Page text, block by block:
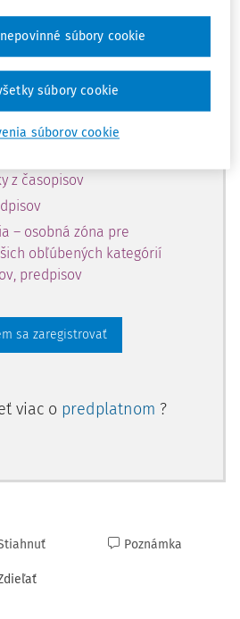
prístup k odbornému
prístup na 10 dní
sa len zaregistrovať.
získate prístup aj k
obsahu:
z časopisov
– osobná zóna pre
obľúbených kategórií
predpisov
sa zaregistrovať
viac o predplatnom ?
Poznámka
súborov cookie
súbory cookie
súbory cookie